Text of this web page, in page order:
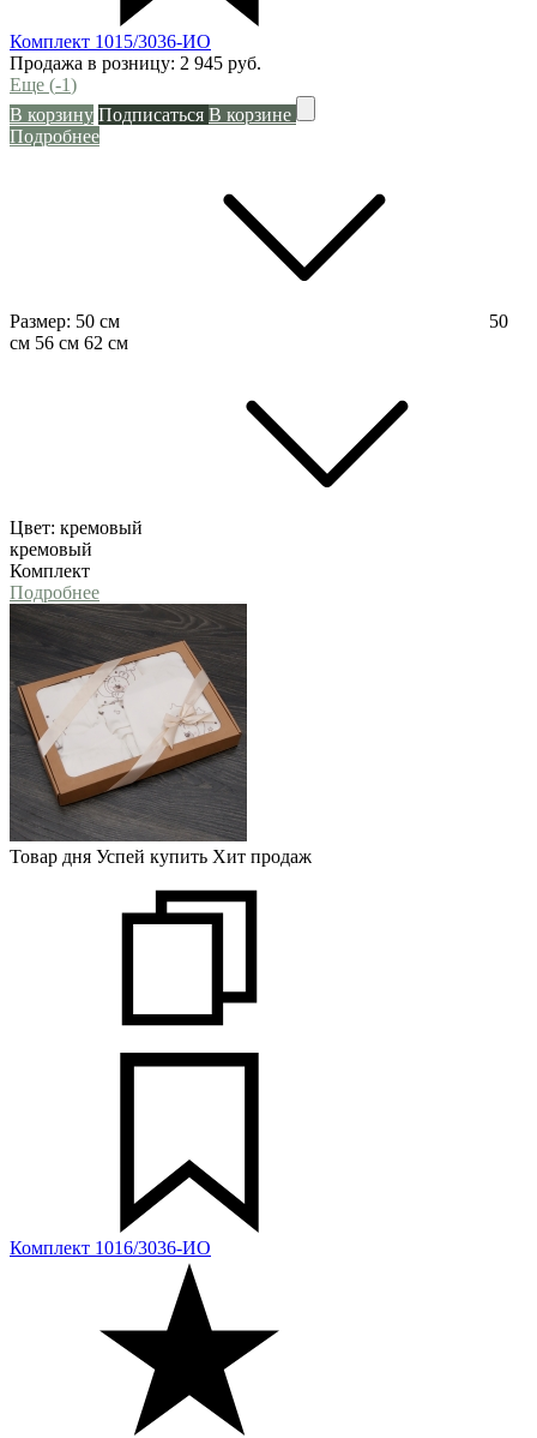
Комплект 1015/3036-ИО
Продажа в розницу: 2 945 руб.
Еще (-1)
В корзину Подписаться В корзине
Подробнее
Размер: 50 см
50
см 56 см 62 см
Цвет: кремовый
кремовый
Комплект
Подробнее
Товар дня Успей купить Хит продаж
Комплект 1016/3036-ИО